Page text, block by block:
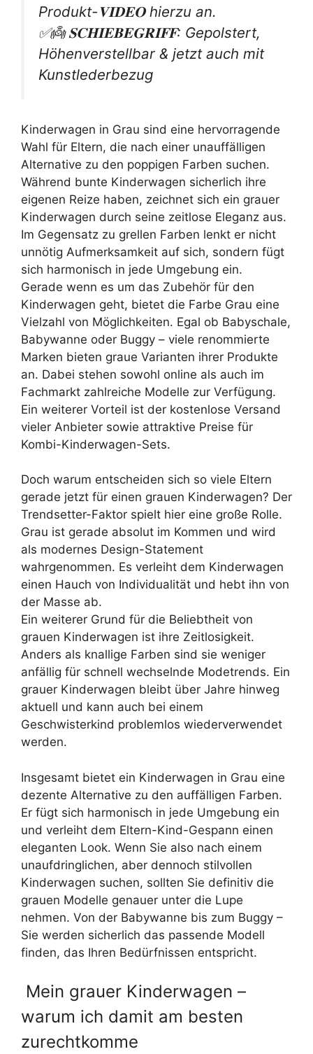
Produkt-𝐕𝐈𝐃𝐄𝐎 hierzu an.
✅👼 𝐒𝐂𝐇𝐈𝐄𝐁𝐄𝐆𝐑𝐈𝐅𝐅: Gepolstert,
Höhenverstellbar & jetzt auch mit
Kunstlederbezug
Kinderwagen in Grau sind eine hervorragende
Wahl für Eltern, die nach einer unauffälligen
Alternative zu den poppigen Farben suchen.
Während bunte Kinderwagen sicherlich ihre
eigenen Reize haben, zeichnet sich ein grauer
Kinderwagen durch seine zeitlose Eleganz aus.
Im Gegensatz zu grellen Farben lenkt er nicht
unnötig Aufmerksamkeit auf sich, sondern fügt
sich harmonisch in jede Umgebung ein.
Gerade wenn es um das Zubehör für den
Kinderwagen geht, bietet die Farbe Grau eine
Vielzahl von Möglichkeiten. Egal ob Babyschale,
Babywanne oder Buggy – viele renommierte
Marken bieten graue Varianten ihrer Produkte
an. Dabei stehen sowohl online als auch im
Fachmarkt zahlreiche Modelle zur Verfügung.
Ein weiterer Vorteil ist der kostenlose Versand
vieler Anbieter sowie attraktive Preise für
Kombi-Kinderwagen-Sets.
Doch warum entscheiden sich so viele Eltern
gerade jetzt für einen grauen Kinderwagen? Der
Trendsetter-Faktor spielt hier eine große Rolle.
Grau ist gerade absolut im Kommen und wird
als modernes Design-Statement
wahrgenommen. Es verleiht dem Kinderwagen
einen Hauch von Individualität und hebt ihn von
der Masse ab.
Ein weiterer Grund für die Beliebtheit von
grauen Kinderwagen ist ihre Zeitlosigkeit.
Anders als knallige Farben sind sie weniger
anfällig für schnell wechselnde Modetrends. Ein
grauer Kinderwagen bleibt über Jahre hinweg
aktuell und kann auch bei einem
Geschwisterkind problemlos wiederverwendet
werden.
Insgesamt bietet ein Kinderwagen in Grau eine
dezente Alternative zu den auffälligen Farben.
Er fügt sich harmonisch in jede Umgebung ein
und verleiht dem Eltern-Kind-Gespann einen
eleganten Look. Wenn Sie also nach einem
unaufdringlichen, aber dennoch stilvollen
Kinderwagen suchen, sollten Sie definitiv die
grauen Modelle genauer unter die Lupe
nehmen. Von der Babywanne bis zum Buggy –
Sie werden sicherlich das passende Modell
finden, das Ihren Bedürfnissen entspricht.
Mein grauer Kinderwagen –
warum ich damit am besten
zurechtkomme